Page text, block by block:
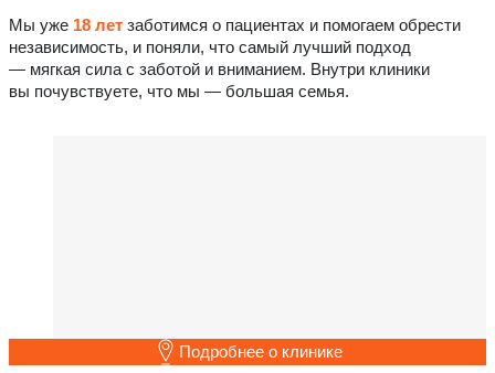
Мы уже 18 лет заботимся о пациентах и помогаем обрести
независимость, и поняли, что самый лучший подход
— мягкая сила с заботой и вниманием. Внутри клиники
вы почувствуете, что мы — большая семья.
Подробнее о клинике